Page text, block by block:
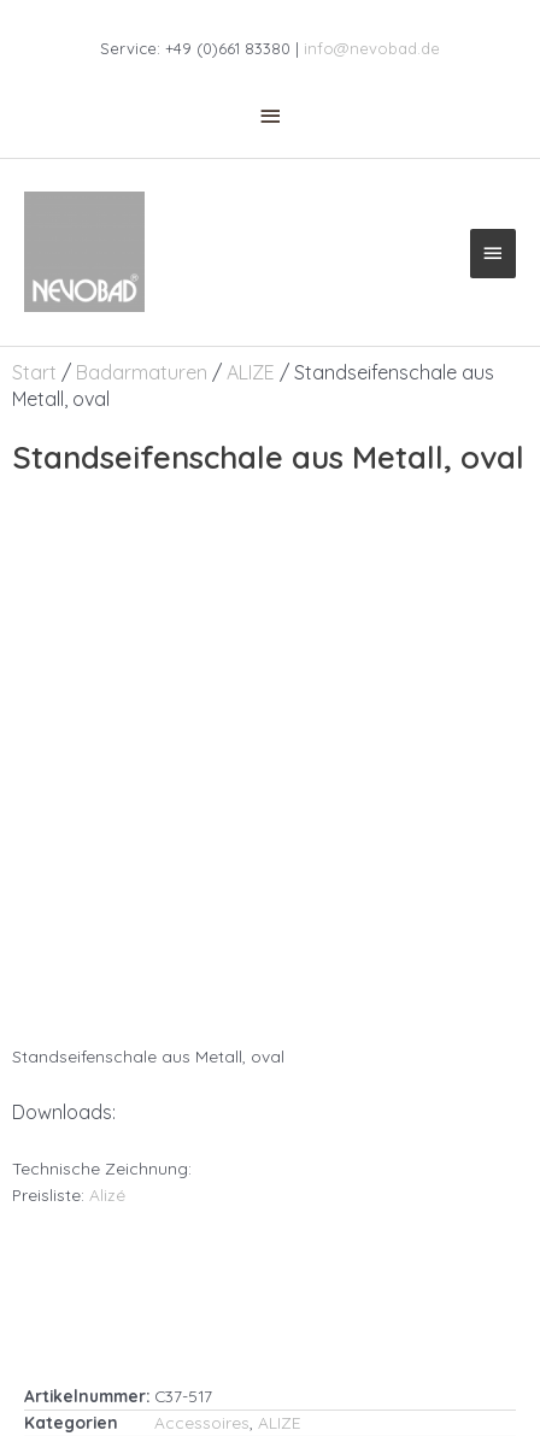
Service: +49 (0)661 83380 | info@nevobad.de
Header
Start / Badarmaturen / ALIZE / Standseifenschale aus
Metall, oval
Standseifenschale aus Metall, oval
Standseifenschale aus Metall, oval
Downloads:
Technische Zeichnung:
Preisliste: Alizé
Artikelnummer: C37-517
Kategorien
Accessoires ALIZE